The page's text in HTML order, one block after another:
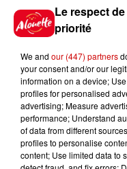
Jeux Le respect
priorité
We and our (447) partners
your consent and/or our
information on a device;
profiles for personalised
advertising; Measure
performance; Understand
of data from different
profiles to personalise
content; Use limited data to